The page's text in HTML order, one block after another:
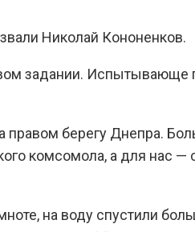
Николай Кононенков.
задании. Испытывающе
правом берегу Днепра.
комсомола, а для нас —
на воду спустили